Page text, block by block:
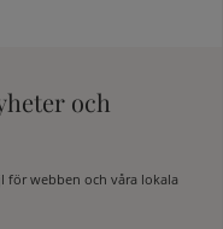
och
för webben och våra lokala